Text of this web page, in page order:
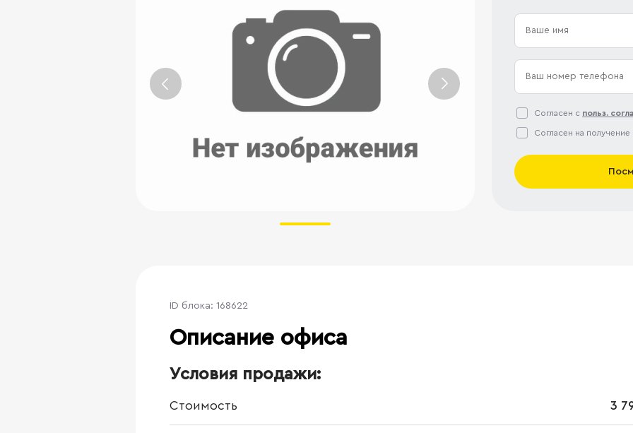
Согласен с польз.
Согласен на получение
ID блока: 168622
Описание офиса
Условия продажи:
Стоимость 3